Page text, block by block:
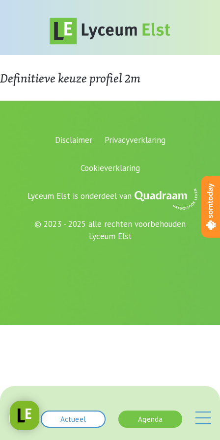
Actueel Agenda
Definitieve keuze profiel 2m
Disclaimer Privacyverklaring
Cookieverklaring
Lyceum Elst is onderdeel van
© 2023 - 2025 alle rechten voorbehouden
Lyceum Elst